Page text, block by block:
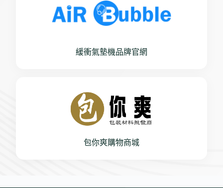
緩衝氣墊機品牌官網
包你爽購物商城